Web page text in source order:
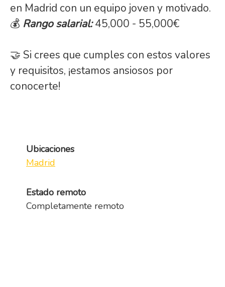
en Madrid con un equipo joven y motivado.
💰 Rango salarial:45,000 - 55,000€
🤝 Si crees que cumples con estos valores
y requisitos, ¡estamos ansiosos por
conocerte!
Ubicaciones
Madrid
Estado remoto
Completamente remoto